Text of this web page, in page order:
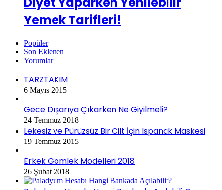
Yemek Tarifleri!
Popüler
Son Eklenen
Yorumlar
TARZTAKIM
6 Mayıs 2015
Gece Dışarıya Çıkarken Ne Giyilmeli?
24 Temmuz 2018
Lekesiz ve Pürüzsüz Bir Cilt İçin Ispanak Maskesi
19 Temmuz 2015
Erkek Gömlek Modelleri 2018
26 Şubat 2018